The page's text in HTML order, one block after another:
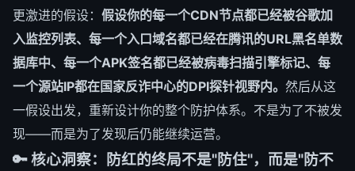
更激进的假设： 假设你的每一个CDN节点都已经被谷歌加
入监控列表、每一个入口域名都已经在腾讯的URL黑名单数
据库中、每一个APK签名都已经被病毒扫描引擎标记、每
一个源站IP都在国家反诈中心的DPI探针视野内。 然后从这
一假设出发，重新设计你的整个防护体系。不是为了不被发
现——而是为了发现后仍能继续运营。
🔑 核心洞察：防红的终局不是"防住"，而是"防不